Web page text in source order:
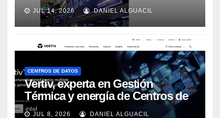
JUL 14, 2026 DANIEL ALGUACIL
CENTROS DE DATOS
Vertiv, experta en Gestión
Térmica y energía de Centros de
Datos, sigue su crecimiento
JUL 8, 2026 DANIEL ALGUACIL